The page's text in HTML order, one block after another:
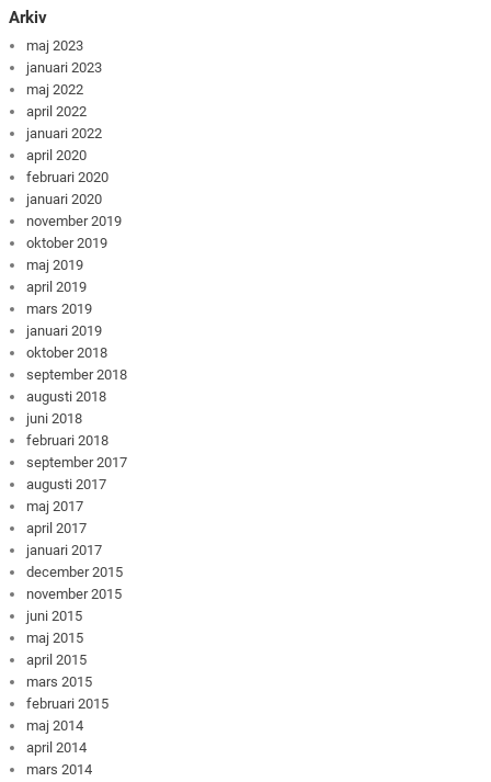
Arkiv
maj 2023
januari 2023
maj 2022
april 2022
januari 2022
april 2020
februari 2020
januari 2020
november 2019
oktober 2019
maj 2019
april 2019
mars 2019
januari 2019
oktober 2018
september 2018
augusti 2018
juni 2018
februari 2018
september 2017
augusti 2017
maj 2017
april 2017
januari 2017
december 2015
november 2015
juni 2015
maj 2015
april 2015
mars 2015
februari 2015
maj 2014
april 2014
mars 2014